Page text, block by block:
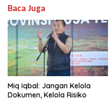
Baca Juga
Miq Iqbal: Jangan Kelola
Dokumen, Kelola Risiko